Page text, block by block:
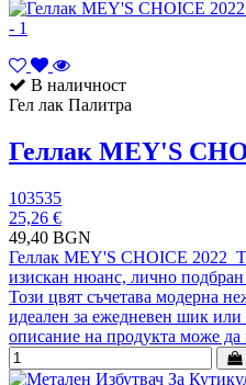
В наличност
Гел лак Палитра
Геллак MEY'S
103535
25,26 €
49,40 BGN
Геллак MEY'S CHOICE 2022
изискан нюанс, лично
Този цвят съчетава модерна
идеален за ежедневен шик
описание на продукта може да